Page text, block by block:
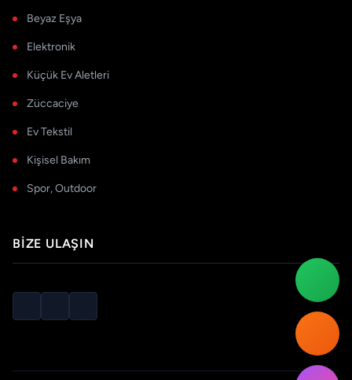
Beyaz Eşya
Elektronik
Küçük Ev Aletleri
Züccaciye
Ev Tekstil
Kişisel Bakım
Spor, Outdoor
BIZE ULAŞIN